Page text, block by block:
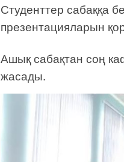
Студенттер сабаққа
презентацияларын
Ашық сабақтан соң
жасады.